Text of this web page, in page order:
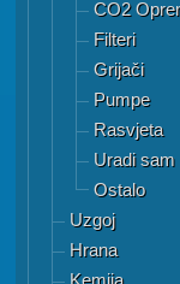
CO2
Filteri
Grijači
Pumpe
Rasvjeta
Uradi sam
Ostalo
Uzgoj
Hrana
Kemija